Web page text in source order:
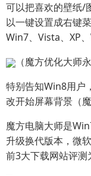
可以把喜欢的壁纸/
以一键设置成右键
Win7、Vista、XP
（魔方优化大师
特别告知Win8用户
改开始屏幕背景（
魔方电脑大师是
升级换代版本，微
前3大下载网站评测